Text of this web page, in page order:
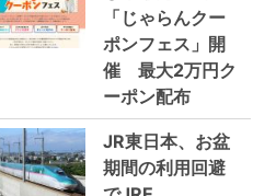
「じゃらんクー
ポンフェス」開
催 最大2万円ク
ーポン配布
JR東日本、お盆
期間の利用回避